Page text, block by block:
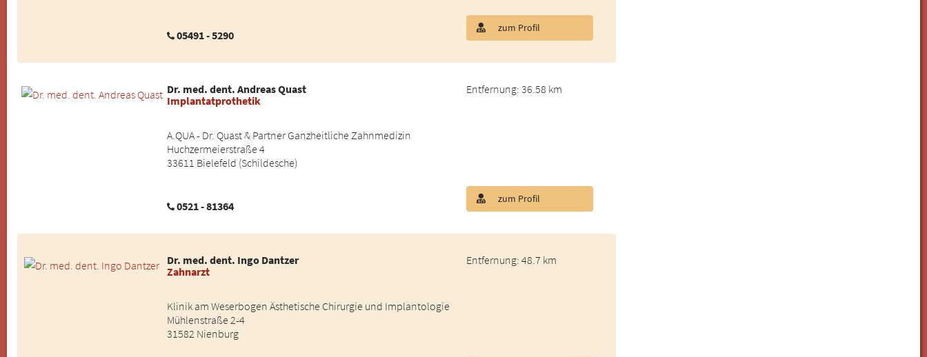
05491 - 5290
zum Profil
Dr. med. dent. Andreas Quast
Implantatprothetik
A.QUA - Dr. Quast & Partner Ganzheitliche Zahnmedizin
Huchzermeierstraße 4
33611 Bielefeld (Schildesche)
0521 - 81364
Entfernung: 36.58 km
zum Profil
Dr. med. dent. Ingo Dantzer
Zahnarzt
Klinik am Weserbogen Ästhetische Chirurgie und Implantologie
Mühlenstraße 2-4
31582 Nienburg
Entfernung: 48.7 km